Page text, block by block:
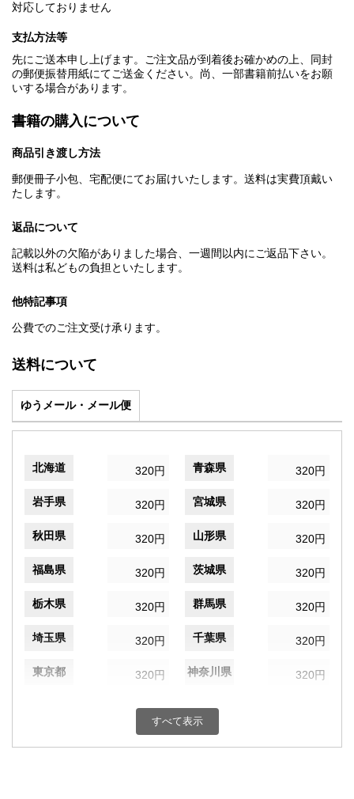
対応しておりません
支払方法等
先にご送本申し上げます。ご注文品が到着後お確かめの上、同封
の郵便振替用紙にてご送金ください。尚、一部書籍前払いをお願
いする場合があります。
書籍の購入について
商品引き渡し方法
郵便冊子小包、宅配便にてお届けいたします。送料は実費頂戴い
たします。
返品について
記載以外の欠陥がありました場合、一週間以内にご返品下さい。
送料は私どもの負担といたします。
他特記事項
公費でのご注文受け承ります。
送料について
ゆうメール・メール便
北海道 320円 青森県 320円
岩手県 320円 宮城県 320円
秋田県 320円 山形県 320円
福島県 320円 茨城県 320円
栃木県 320円 群馬県 320円
埼玉県 320円 千葉県 320円
東京都 320円 神奈川県 320円
320円 富山県
すべて表示